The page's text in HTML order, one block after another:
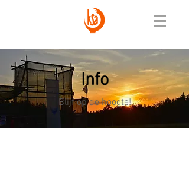
Info
Blijf op de hoogte!